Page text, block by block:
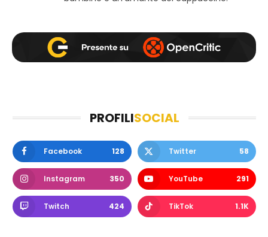
PROFILISOCIAL
Facebook 128 Twitter 58
Instagram 350 YouTube 291
Twitch 424 TikTok 1.1K